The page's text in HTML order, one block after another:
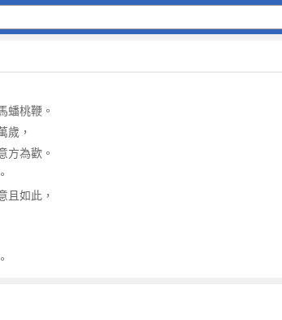
蟠桃鞭。
歲，
方為歡。
且如此，